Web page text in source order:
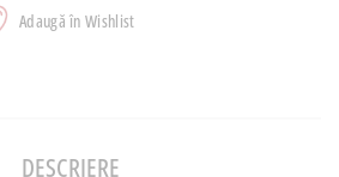
Adaugă în Wishlist
DESCRIERE